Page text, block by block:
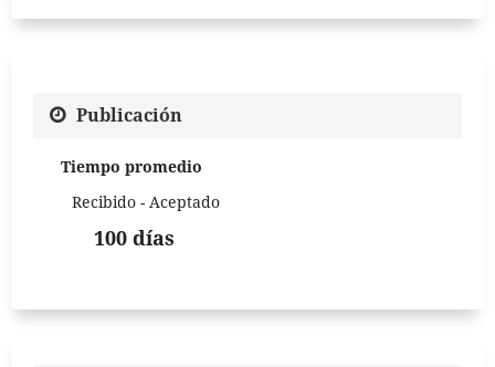
Publicación
Tiempo promedio
Recibido - Aceptado
100 días